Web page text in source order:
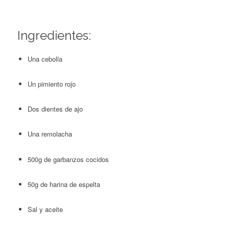
Ingredientes:
Una cebolla
Un pimiento rojo
Dos dientes de ajo
Una remolacha
500g de garbanzos cocidos
50g de harina de espelta
Sal y aceite